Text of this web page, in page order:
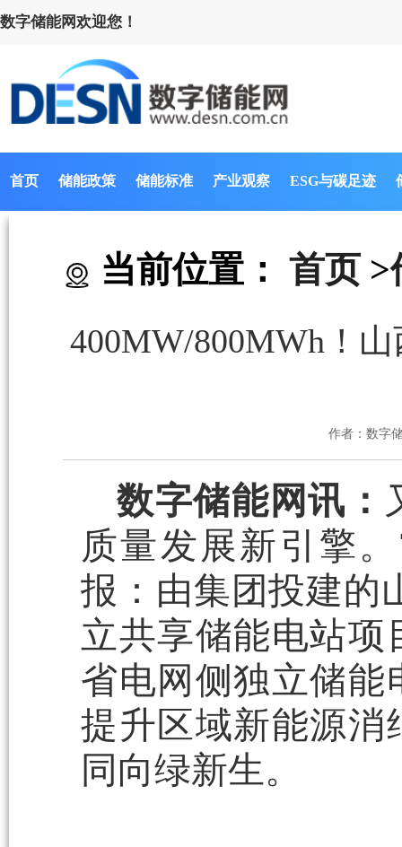
数字储能网欢迎您！
首页 储能政策 储能标准 产业观察 ESG与碳足迹
当前位置： 首页 >
400MW/800MWh！
作者：数字
数字储能网讯：
质量发展新引擎
报：由集团投建的
立共享储能电站
省电网侧独立储能
提升区域新能源消
同向绿新生。